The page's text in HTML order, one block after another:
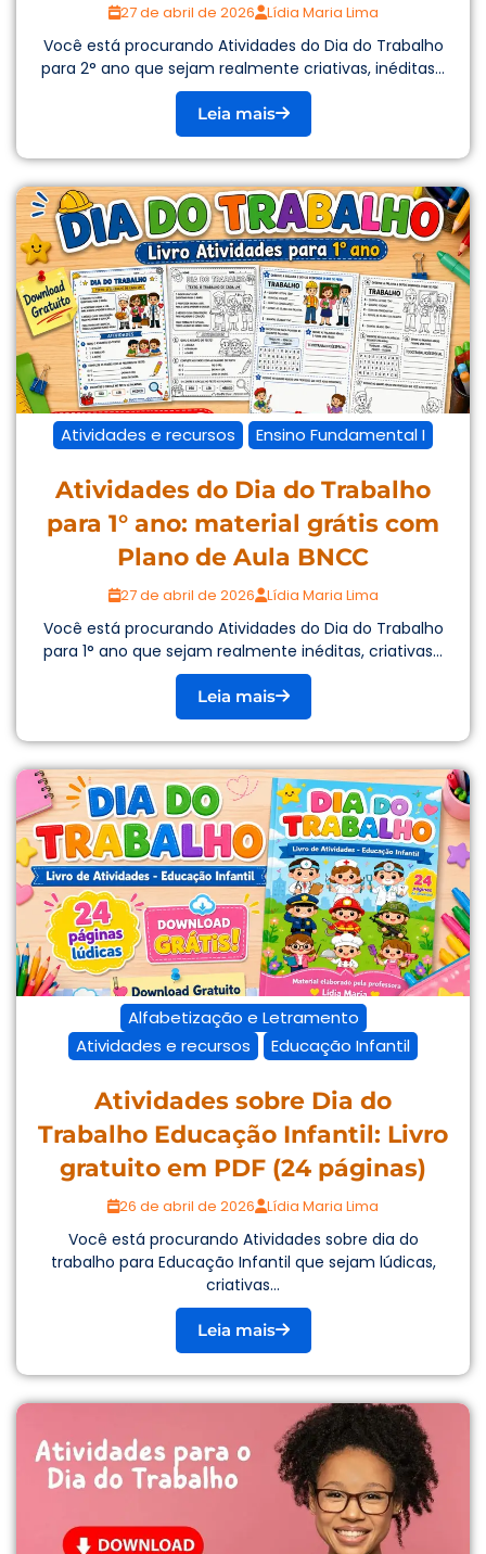
27 de abril de 2026 Lídia Maria Lima
Você está procurando Atividades do Dia do Trabalho
para 2° ano que sejam realmente criativas, inéditas...
Leia mais
Atividades e recursos Ensino Fundamental I
Atividades do Dia do Trabalho
para 1° ano: material grátis com
Plano de Aula BNCC
27 de abril de 2026 Lídia Maria Lima
Você está procurando Atividades do Dia do Trabalho
para 1° ano que sejam realmente inéditas, criativas...
Leia mais
Alfabetização e Letramento
Atividades e recursos
Educação Infantil
Atividades sobre Dia do
Trabalho Educação Infantil: Livro
gratuito em PDF (24 páginas)
26 de abril de 2026 Lídia Maria Lima
Você está procurando Atividades sobre dia do
trabalho para Educação Infantil que sejam lúdicas,
criativas...
Leia mais